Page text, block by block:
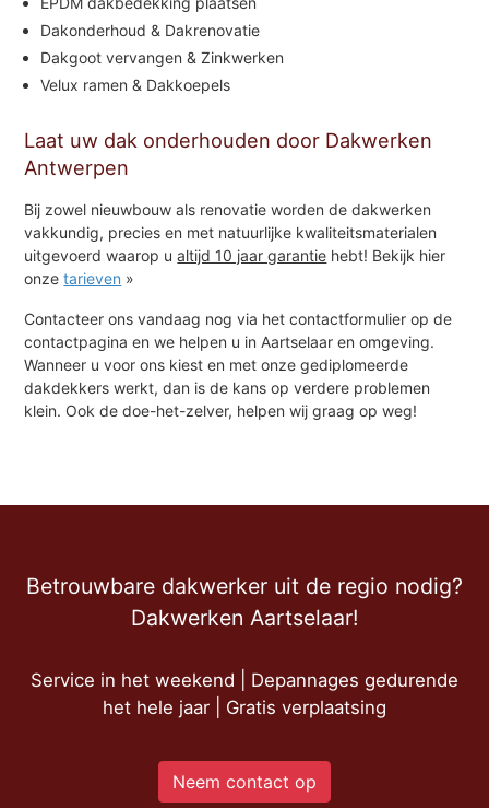
Dakonderhoud & Dakrenovatie
Dakgoot vervangen & Zinkwerken
Velux ramen & Dakkoepels
Laat uw dak onderhouden door Dakwerken
Antwerpen
Bij zowel nieuwbouw als renovatie worden de dakwerken
vakkundig, precies en met natuurlijke kwaliteitsmaterialen
uitgevoerd waarop ualtijd 10 jaar garantie hebt! Bekijk hier
onzetarieven »
Contacteer ons vandaag nog via het contactformulier op de
contactpagina en we helpen u in Aartselaar en omgeving.
Wanneer u voor ons kiest en met onze gediplomeerde
dakdekkers werkt, dan is de kans op verdere problemen
klein. Ook de doe-het-zelver, helpen wij graag op weg!
Betrouwbare dakwerker uit de regio nodig?
Dakwerken Aartselaar!
Service in het weekend | Depannages gedurende
het hele jaar | Gratis verplaatsing
Neem contact op